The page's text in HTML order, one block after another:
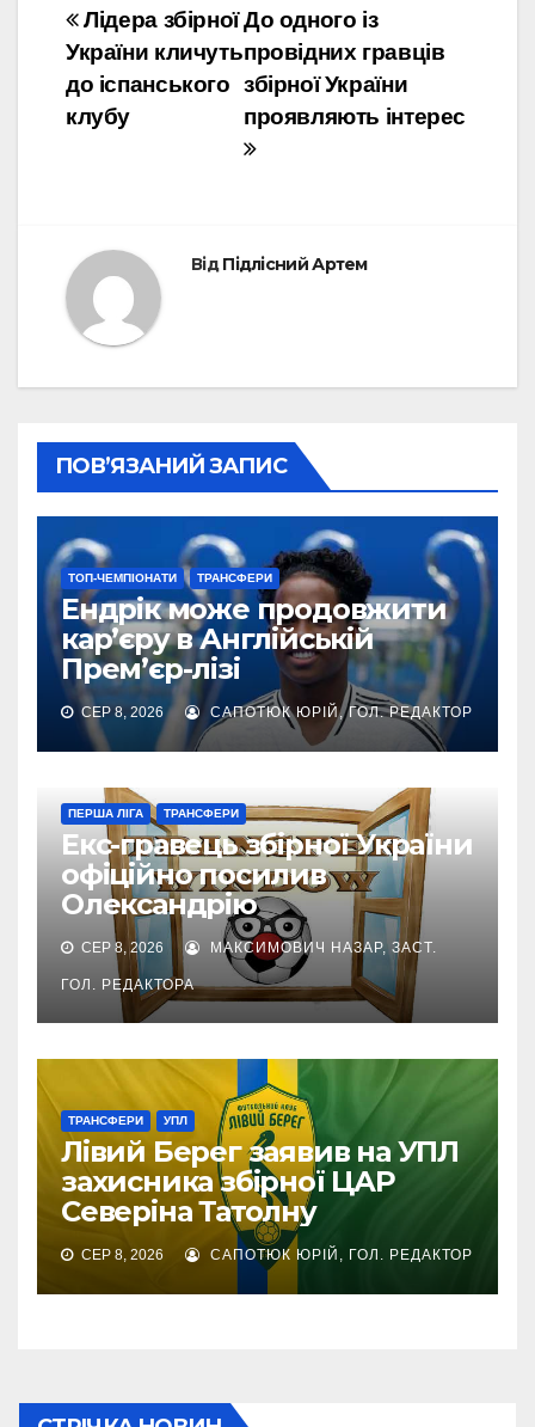
Навігація
записів
До одного із
провідних гравців
збірної України
проявляють інтерес
Лідера збірної
України кличуть
до іспанського
клубу
ВідПідлісний Артем
ПОВ’ЯЗАНИЙ ЗАПИС
ТОП-ЧЕМПІОНАТИ ТРАНСФЕРИ
Ендрік може продовжити
кар’єру в Англійській
Прем’єр-лізі
СЕР 8, 2026 САПОТЮК ЮРІЙ, ГОЛ. РЕДАКТОР
ПЕРША ЛІГА ТРАНСФЕРИ
Екс-гравець збірної України
офіційно посилив
Олександрію
СЕР 8, 2026 МАКСИМОВИЧ НАЗАР, ЗАСТ.
ГОЛ. РЕДАКТОРА
ТРАНСФЕРИ УПЛ
Лівий Берег заявив на УПЛ
захисника збірної ЦАР
Северіна Татолну
СЕР 8, 2026 САПОТЮК ЮРІЙ, ГОЛ. РЕДАКТОР